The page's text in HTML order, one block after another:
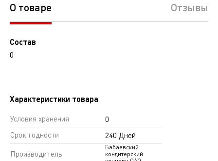
О товаре Отзывы
Состав
0
Характеристики товара
Условия хранения
0
Срок годности
240 Дней
Производитель
Бабаевский
кондитерский